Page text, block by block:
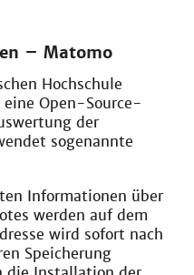
– Matomo
Hochschule
Open-Source-
der
sogenannte
Informationen über
werden auf dem
wird sofort nach
Speicherung